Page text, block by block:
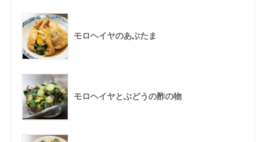
モロヘイヤのあぶたま
モロヘイヤとぶどうの酢の物